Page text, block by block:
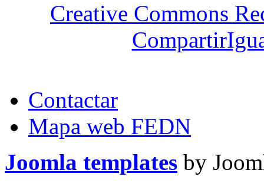
Creative Commons
Contactar
Mapa web FEDN
Joomla templates by